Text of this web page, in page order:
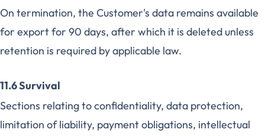
On termination, the Customer's data remains available
for export for 90 days, after which it is deleted unless
retention is required by applicable law.
11.6 Survival
Sections relating to confidentiality, data protection,
limitation of liability, payment obligations, intellectual